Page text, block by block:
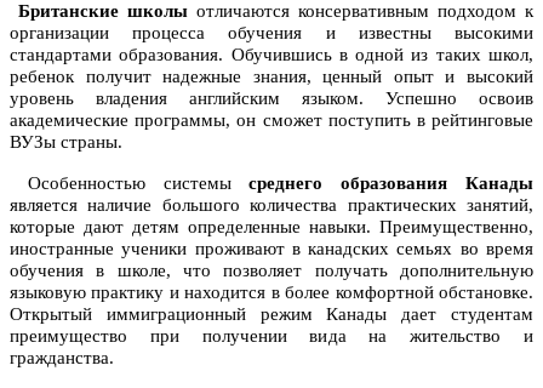
Британские школы отличаются консервативным подходом к
организации процесса обучения и известны высокими
стандартами образования. Обучившись в одной из таких школ,
ребенок получит надежные знания, ценный опыт и высокий
уровень владения английским языком. Успешно освоив
академические программы, он сможет поступить в рейтинговые
ВУЗы страны.
Особенностью системысреднего образования Канады
является наличие большого количества практических занятий,
которые дают детям определенные навыки. Преимущественно,
иностранные ученики проживают в канадских семьях во время
обучения в школе, что позволяет получать дополнительную
языковую практику и находится в более комфортной обстановке.
Открытый иммиграционный режим Канады дает студентам
преимущество при получении вида на жительство и
гражданства.